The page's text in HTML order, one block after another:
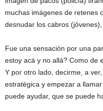
muchas imágenes de retenes
desnudar los cabros
Fue una sensación por una
estoy acá y no allá? Como de
Y por otro lado, decirme, a
estratégica y empezar a
puede ayudar, que se puede